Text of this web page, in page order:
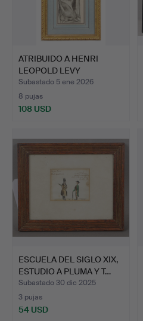
ATRIBUIDO A HENRI
LEOPOLD LEVY
(FRANCÉS, 1…
Subastado 5 ene 2026
8 pujas
108 USD
ESCUELA DEL SIGLO XIX,
ESTUDIO A PLUMA Y T…
Subastado 30 dic 2025
3 pujas
54 USD